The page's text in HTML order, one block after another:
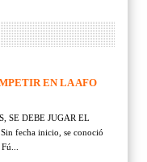
EN LA AFO
SE DEBE JUGAR EL
fecha inicio, se conoció